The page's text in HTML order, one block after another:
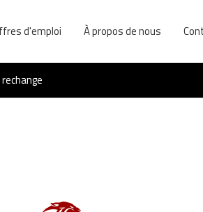
d'emploi À propos de nous